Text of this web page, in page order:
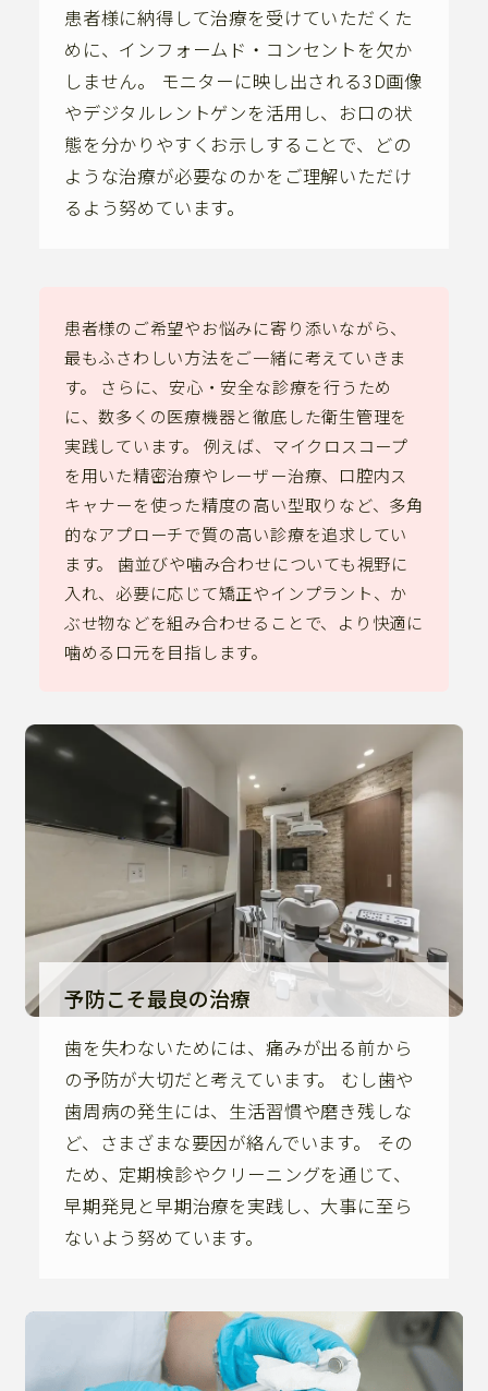
患者様に納得して治療を受けていただくた
めに、インフォームド・コンセントを欠か
しません。 モニターに映し出される3D画像
やデジタルレントゲンを活用し、お口の状
態を分かりやすくお示しすることで、どの
ような治療が必要なのかをご理解いただけ
るよう努めています。
患者様のご希望やお悩みに寄り添いながら、
最もふさわしい方法をご一緒に考えていきま
す。 さらに、安心・安全な診療を行うため
に、数多くの医療機器と徹底した衛生管理を
実践しています。 例えば、マイクロスコープ
を用いた精密治療やレーザー治療、口腔内ス
キャナーを使った精度の高い型取りなど、多角
的なアプローチで質の高い診療を追求してい
ます。 歯並びや噛み合わせについても視野に
入れ、必要に応じて矯正やインプラント、か
ぶせ物などを組み合わせることで、より快適に
噛める口元を目指します。
予防こそ最良の治療
歯を失わないためには、痛みが出る前から
の予防が大切だと考えています。 むし歯や
歯周病の発生には、生活習慣や磨き残しな
ど、さまざまな要因が絡んでいます。 その
ため、定期検診やクリーニングを通じて、
早期発見と早期治療を実践し、大事に至ら
ないよう努めています。